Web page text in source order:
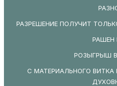
РАЗРЕШЕНИЕ ПОЛУЧИТ
РАШЕН
РОЗЫГРЫШ
С МАТЕРИАЛЬНОГО ВИТКА